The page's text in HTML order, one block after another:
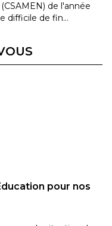
de l'année
difficile de fin…
pour nos